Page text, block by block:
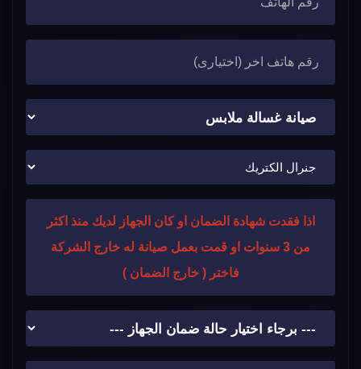
اذا فقدت شهادة الضمان او كان الجهاز لديك منذ اكثر
من 3 سنوات او قمت بعمل صيانة له خارج الشركة
فاختر ( خارج الضمان )